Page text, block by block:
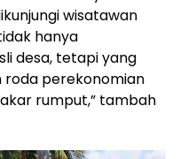
wisatawan
hanya
desa, tetapi yang
roda perekonomian
rumput,” tambah